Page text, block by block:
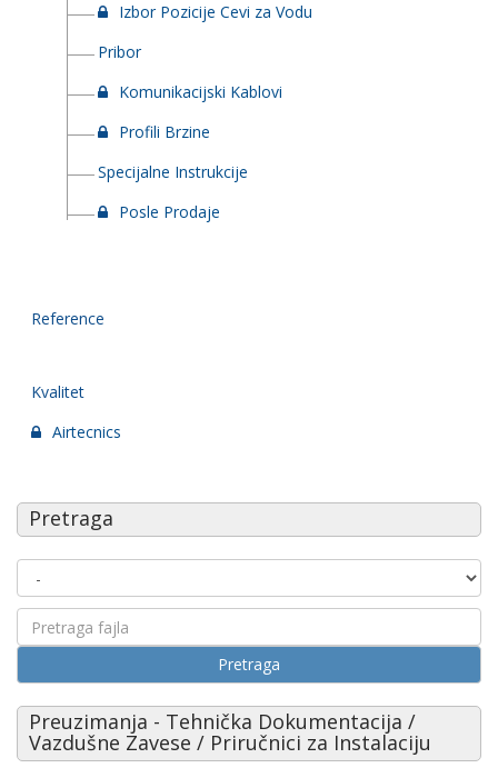
Izbor Pozicije Cevi za Vodu
Pribor
Komunikacijski Kablovi
Profili Brzine
Specijalne Instrukcije
Posle Prodaje
Reference
Kvalitet
Airtecnics
Pretraga
Pretraga
Preuzimanja - Tehnička Dokumentacija /
Vazdušne Zavese / Priručnici za Instalaciju